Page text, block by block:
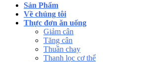
Sản Phẩm
Về chúng tôi
Thực đơn ăn uống
Giảm cân
Tăng cân
Thuần chay
Thanh lọc cơ thể